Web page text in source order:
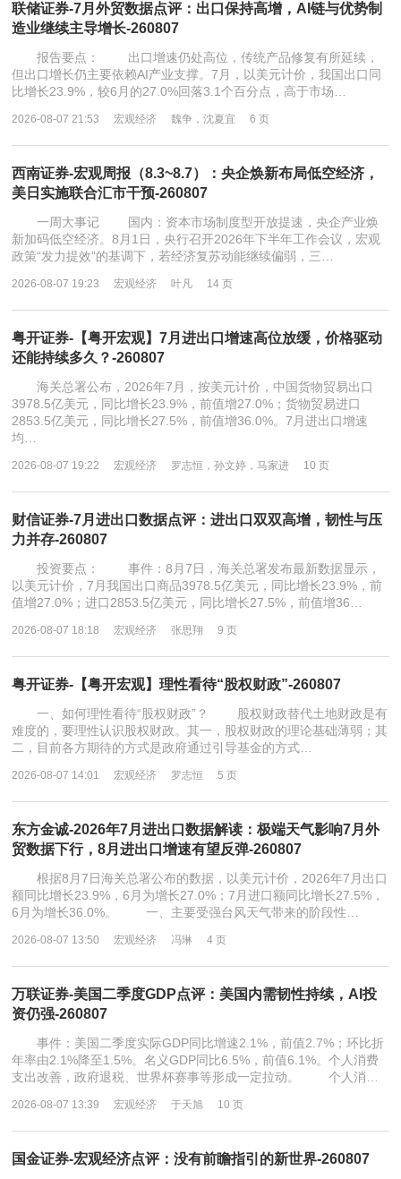
联储证券-7月外贸数据点评：出口保持高增，AI链与优势制
造业继续主导增长-260807
报告要点： 出口增速仍处高位，传统产品修复有所延续，
但出口增长仍主要依赖AI产业支撑。7月，以美元计价，我国出口同
比增长23.9%，较6月的27.0%回落3.1个百分点，高于市场…
2026-08-07 21:53 宏观经济 魏争，沈夏宜 6 页
西南证券-宏观周报（8.3~8.7）：央企焕新布局低空经济，
美日实施联合汇市干预-260807
一周大事记 国内：资本市场制度型开放提速，央企产业焕
新加码低空经济。8月1日，央行召开2026年下半年工作会议，宏观
政策“发力提效”的基调下，若经济复苏动能继续偏弱，三…
2026-08-07 19:23 宏观经济 叶凡 14 页
粤开证券-【粤开宏观】7月进出口增速高位放缓，价格驱动
还能持续多久？-260807
海关总署公布，2026年7月，按美元计价，中国货物贸易出口
3978.5亿美元，同比增长23.9%，前值增27.0%；货物贸易进口
2853.5亿美元，同比增长27.5%，前值增36.0%。7月进出口增速
均…
2026-08-07 19:22 宏观经济 罗志恒，孙文婷，马家进 10 页
财信证券-7月进出口数据点评：进出口双双高增，韧性与压
力并存-260807
投资要点： 事件：8月7日，海关总署发布最新数据显示，
以美元计价，7月我国出口商品3978.5亿美元，同比增长23.9%，前
值增27.0%；进口2853.5亿美元，同比增长27.5%，前值增36…
2026-08-07 18:18 宏观经济 张思翔 9 页
粤开证券-【粤开宏观】理性看待“股权财政”-260807
一、如何理性看待“股权财政”？ 股权财政替代土地财政是有
难度的，要理性认识股权财政。其一，股权财政的理论基础薄弱；其
二，目前各方期待的方式是政府通过引导基金的方式…
2026-08-07 14:01 宏观经济 罗志恒 5 页
东方金诚-2026年7月进出口数据解读：极端天气影响7月外
贸数据下行，8月进出口增速有望反弹-260807
根据8月7日海关总署公布的数据，以美元计价，2026年7月出口
额同比增长23.9%，6月为增长27.0%；7月进口额同比增长27.5%，
6月为增长36.0%。 一、主要受强台风天气带来的阶段性…
2026-08-07 13:50 宏观经济 冯琳 4 页
万联证券-美国二季度GDP点评：美国内需韧性持续，AI投
资仍强-260807
事件：美国二季度实际GDP同比增速2.1%，前值2.7%；环比折
年率由2.1%降至1.5%。名义GDP同比6.5%，前值6.1%。个人消费
支出改善，政府退税、世界杯赛事等形成一定拉动。 个人消…
2026-08-07 13:39 宏观经济 于天旭 10 页
国金证券-宏观经济点评：没有前瞻指引的新世界-260807